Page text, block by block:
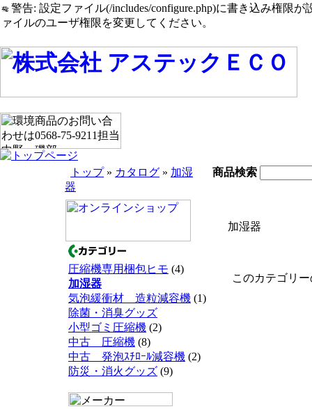
警告: 設定ファイル(/includes/configure.php)に書き込み権限が
ァイルのユーザ権限を変更してください。
トップ» カタログ » 加湿
器
商品検索
圧縮機専用梱包ヒモ (4)
加湿器
気泡緩衝材 造粒減容機 (1)
除菌・消臭グッズ
小型ゴミ圧縮機 (2)
中古 圧縮機 (8)
中古 発泡ｽﾁﾛｰﾙ減容機 (2)
防災・消火グッズ (9)
加湿器
このカテゴリ